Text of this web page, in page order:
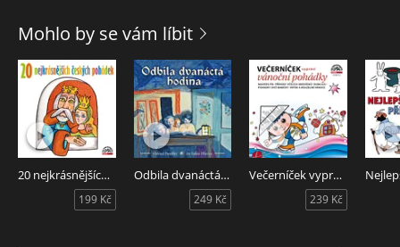
Šípkovou Růženku, Rumcajse, Broučky, Dášeňku KarlaČapka
a nakonec pět kluků, pět slonů a jednoho kocoura z proslulé
Zahrady Jiřího Trnky.
Karel Höger vypráví nejlepší pohádky je audiokniha těch
nejznámějších českých pohádek. Jejich autory jsou Josef
Čapek, Jan Karafiát, Václav Čtvrtek, Josef Svoboda, Karel
Mohlo by se vám líbit
20 nejkrásnějších českých pohádek
199 Kč
Odbila dvanáctá hodina
249 Kč
Večerníček vypráví vánoční pohádky
239 Kč